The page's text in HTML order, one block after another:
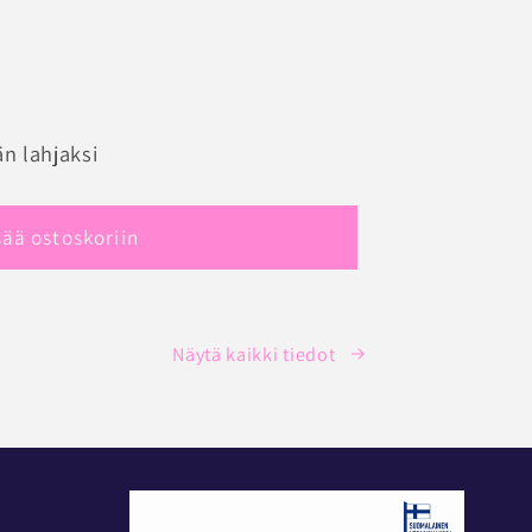
lahjaksi
ostoskoriin
Näytä kaikki tiedot